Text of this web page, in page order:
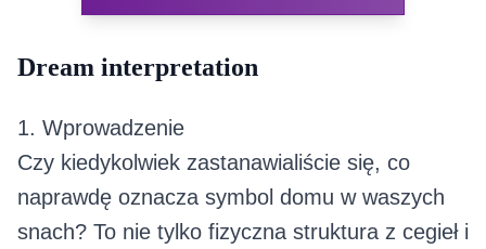
Dream interpretation
1. Wprowadzenie
Czy kiedykolwiek zastanawialiście się, co
naprawdę oznacza symbol domu w waszych
snach? To nie tylko fizyczna struktura z cegieł i